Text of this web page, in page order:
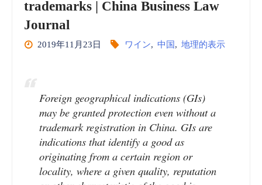
trademarks | China Business Law
Journal
2019年11月23日 ワイン, 中国, 地理的表示
Foreign geographical indications (GIs)
may be granted protection even without a
trademark registration in China. GIs are
indications that identify a good as
originating from a certain region or
locality, where a given quality, reputation